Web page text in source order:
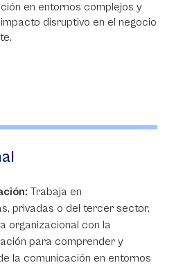
en entornos complejos y
disruptivo en el negocio
Trabaja en
privadas o del tercer sector,
organizacional con la
para comprender y
la comunicación en entornos